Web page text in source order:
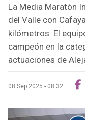
La Media Maratón
del Valle con
kilómetros. El
campeón en la
actuaciones de
08 Sep 2025 - 08:32